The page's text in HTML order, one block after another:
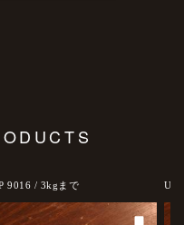
9016 / 3kgまで